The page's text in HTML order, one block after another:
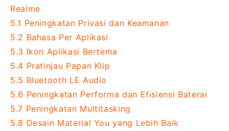
Realme
5.1 Peningkatan Privasi dan Keamanan
5.2 Bahasa Per Aplikasi
5.3 Ikon Aplikasi Bertema
5.4 Pratinjau Papan Klip
5.5 Bluetooth LE Audio
5.6 Peningkatan Performa dan Efisiensi Baterai
5.7 Peningkatan Multitasking
5.8 Desain Material You yang Lebih Baik